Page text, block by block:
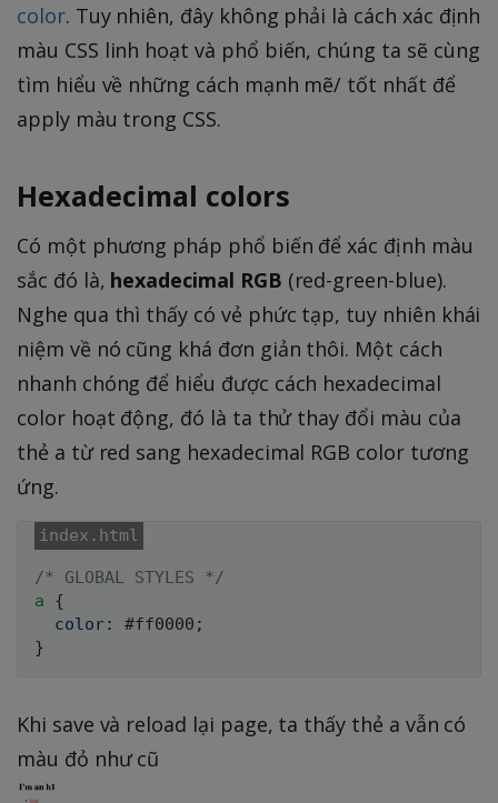
color. Tuy nhiên, đây không phải là cách xác định
màu CSS linh hoạt và phổ biến, chúng ta sẽ cùng
tìm hiểu về những cách mạnh mẽ/ tốt nhất để
apply màu trong CSS.
Hexadecimal colors
Có một phương pháp phổ biến để xác định màu
sắc đó là, hexadecimal RGB (red-green-blue).
Nghe qua thì thấy có vẻ phức tạp, tuy nhiên khái
niệm về nó cũng khá đơn giản thôi. Một cách
nhanh chóng để hiểu được cách hexadecimal
color hoạt động, đó là ta thử thay đổi màu của
thẻ a từ red sang hexadecimal RGB color tương
ứng.
/* GLOBAL STYLES */
a
{
color: #ff0000 ;
}
Khi save và reload lại page, ta thấy thẻ a vẫn có
màu đỏ như cũ